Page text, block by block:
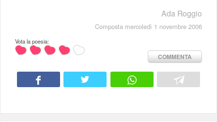
Ada Roggio
Composta mercoledì 1 novembre 2006
Vota la poesia:
COMMENTA